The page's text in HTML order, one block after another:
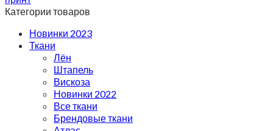
Категории товаров
Новинки 2023
Ткани
Лён
Штапель
Вискоза
Новинки 2022
Все ткани
Брендовые ткани